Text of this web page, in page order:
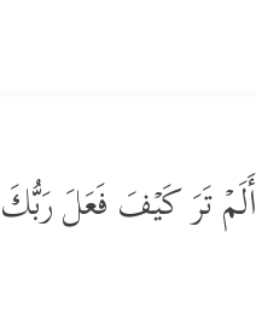
أَلَمۡ تَرَ كَیۡفَ فَعَلَ